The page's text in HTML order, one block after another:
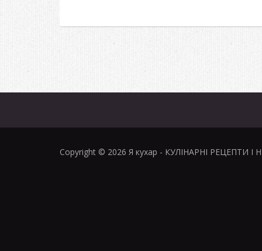
Copyright © 2026 Я кухар - КУЛІНАРНІ РЕЦЕПТИ І